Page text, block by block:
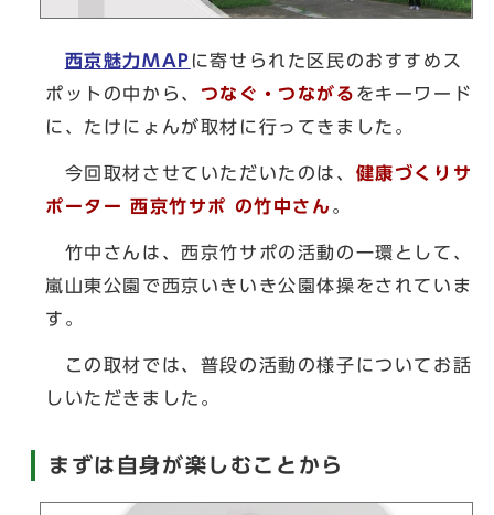
西京魅力MAP に寄せられた区民のおすすめス
ポットの中から、 つなぐ・つながる をキーワード
に、たけにょんが取材に行ってきました。
今回取材させていただいたのは、 健康づくりサ
ポーター 西京竹サポ の竹中さん 。
竹中さんは、西京竹サポの活動の一環として、
嵐山東公園で西京いきいき公園体操をされていま
す。
この取材では、普段の活動の様子についてお話
しいただきました。
まずは自身が楽しむことから